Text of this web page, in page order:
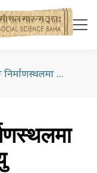
कुवेतको हाउजिङ निर्माणस्थलमा पुरिएर ४ नेपालीको मृत्यु